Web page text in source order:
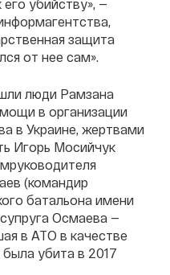
убийству», —
защита
от нее сам».
люди Рамзана
в организации
в Украине, жертвами
Игорь Мосийчук
(командир
батальона имени
Осмаева —
в АТО в качестве
убита в 2017